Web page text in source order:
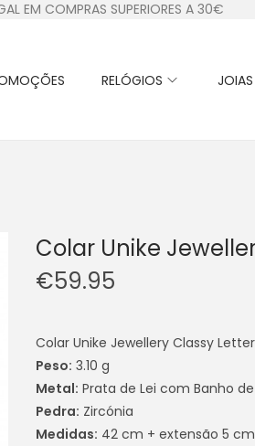
EM COMPRAS SUPERIORES A 30€
RELÓGIOS JOIAS
Colar Unike
€59.95
Colar Unike Jewellery Classy
Peso: 3.10 g
Metal: Prata de Lei com Banho
Pedra: Zircónia
Medidas: 42 cm + extensão 5